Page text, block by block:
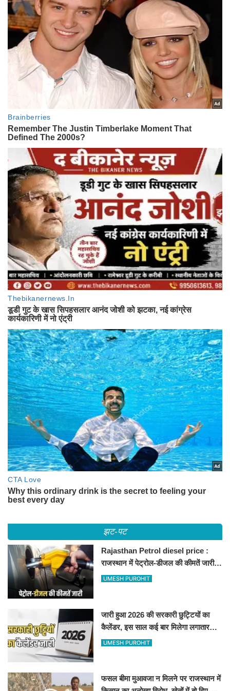
झट-पट
Rajasthan Petrol diesel price :
राजस्थान में पेट्रोल-डीजल की कीमतें जारी,
जानिए बीकानेर समेत पुरे प्रदेश में नए रेट
UMESH PUROHIT
जारी हुआ 2026 की सरकारी छुट्टियों का
कैलेंडर, इस साल कई बार मिलेगा लगातार
अवकाश, देखें
UMESH PUROHIT
फसल बीमा मुआवजा न मिलने पर राजस्थान में